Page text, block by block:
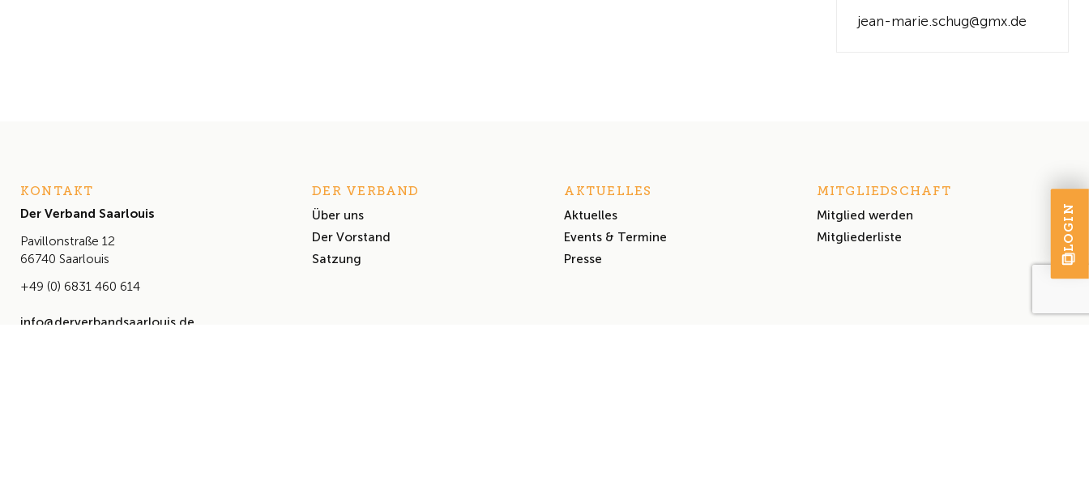
jean-marie.schug@gmx.de
KONTAKT
Der Verband Saarlouis
Pavillonstraße 12
66740 Saarlouis
+49 (0) 6831 460 614
info@derverbandsaarlouis.de
DER VERBAND
Über uns
Der Vorstand
Satzung
AKTUELLES
Aktuelles
Events & Termine
Presse
MITGLIEDSCHAFT
Mitglied werden
Mitgliederliste
LOGIN